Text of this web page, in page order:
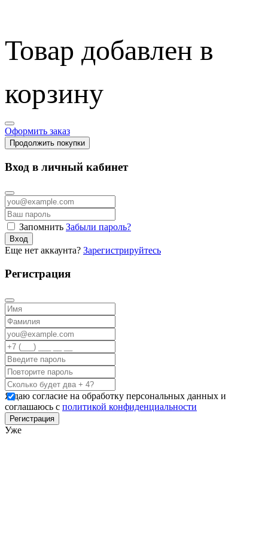
Товар добавлен в
корзину
Оформить заказ
Продолжить покупки
Вход в личный кабинет
Запомнить Забыли пароль?
Вход
Еще нет аккаунта? Зарегистрируйтесь
Регистрация
Я даю согласие на обработку персональных данных и
соглашаюсь с политикой конфиденциальности
Регистрация
Уже